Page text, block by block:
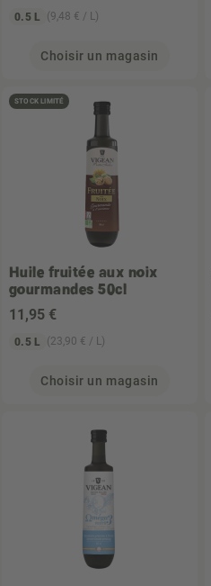
0.5 L (9,48 € / L)
Choisir un magasin
STOCK LIMITÉ
Huile fruitée aux noix
gourmandes 50cl
11 ,95 €
0.5 L (23,90 € / L)
Choisir un magasin